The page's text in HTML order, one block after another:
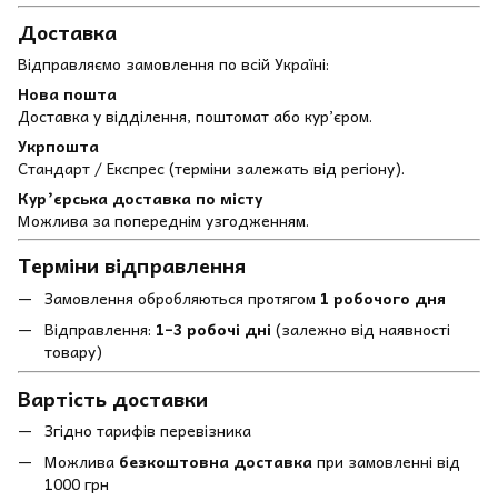
Доставка
Відправляємо замовлення по всій Україні:
Нова пошта
Доставка у відділення, поштомат або кур’єром.
Укрпошта
Стандарт / Експрес (терміни залежать від регіону).
Кур’єрська доставка по місту
Можлива за попереднім узгодженням.
Терміни відправлення
Замовлення обробляються протягом 1 робочого дня
Відправлення: 1–3 робочі дні (залежно від наявності
товару)
Вартість доставки
Згідно тарифів перевізника
Можлива безкоштовна доставкапри замовленні від
1000 грн